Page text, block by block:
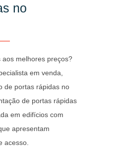
no
melhores preços?
em venda,
de portas rápidas no
de portas rápidas
em edifícios com
apresentam
acesso.